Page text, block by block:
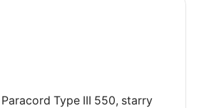
Paracord Type III 550, starry